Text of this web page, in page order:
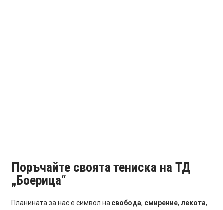
Поръчайте своята тениска на ТД
„Боерица“
Планината за нас е символ на свобода, смирение,лекота,